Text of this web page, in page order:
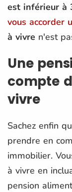
est inférieur à
vous accorder
à vivre n'est
Une
compte
vivre
Sachez enfin
prendre en
immobilier.
à vivre en
pension